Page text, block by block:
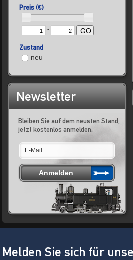
Preis (€)
- GO
Zustand
neu
Newsletter
Bleiben Sie auf dem neusten Stand,
jetzt kostenlos anmelden:
Melden Sie sich für